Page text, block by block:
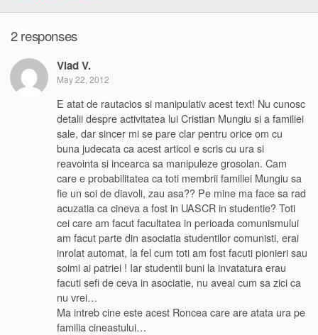
2 responses
Vlad V.
May 22, 2012
E atat de rautacios si manipulativ acest text! Nu cunosc
detalii despre activitatea lui Cristian Mungiu si a familiei
sale, dar sincer mi se pare clar pentru orice om cu
buna judecata ca acest articol e scris cu ura si
reavointa si incearca sa manipuleze grosolan. Cam
care e probabilitatea ca toti membrii familiei Mungiu sa
fie un soi de diavoli, zau asa?? Pe mine ma face sa rad
acuzatia ca cineva a fost in UASCR in studentie? Toti
cei care am facut facultatea in perioada comunismului
am facut parte din asociatia studentilor comunisti, erai
inrolat automat, la fel cum toti am fost facuti pionieri sau
soimi ai patriei ! Iar studentii buni la invatatura erau
facuti sefi de ceva in asociatie, nu aveai cum sa zici ca
nu vrei…
Ma intreb cine este acest Roncea care are atata ura pe
familia cineastului…